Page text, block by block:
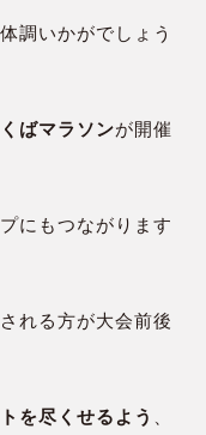
調いかがでしょう
ばマラソンが開催
にもつながります
れる方が大会前後
を尽くせるよう 、